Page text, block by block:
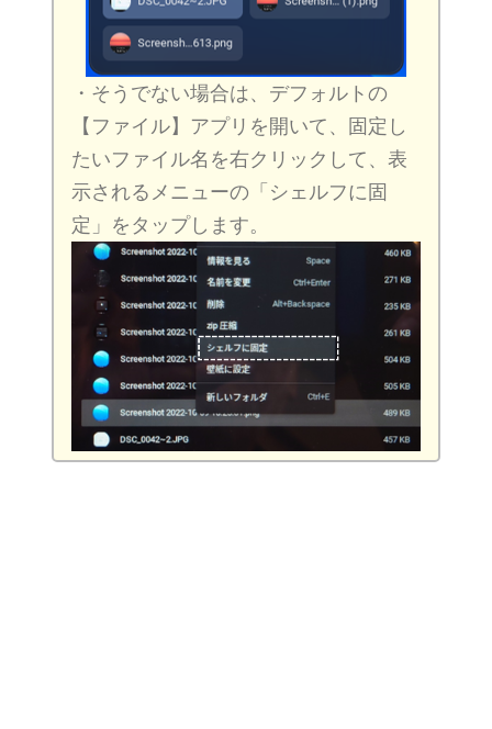
・そうでない場合は、デフォルトの
【ファイル】アプリを開いて、固定し
たいファイル名を右クリックして、表
示されるメニューの「シェルフに固
定」をタップします。